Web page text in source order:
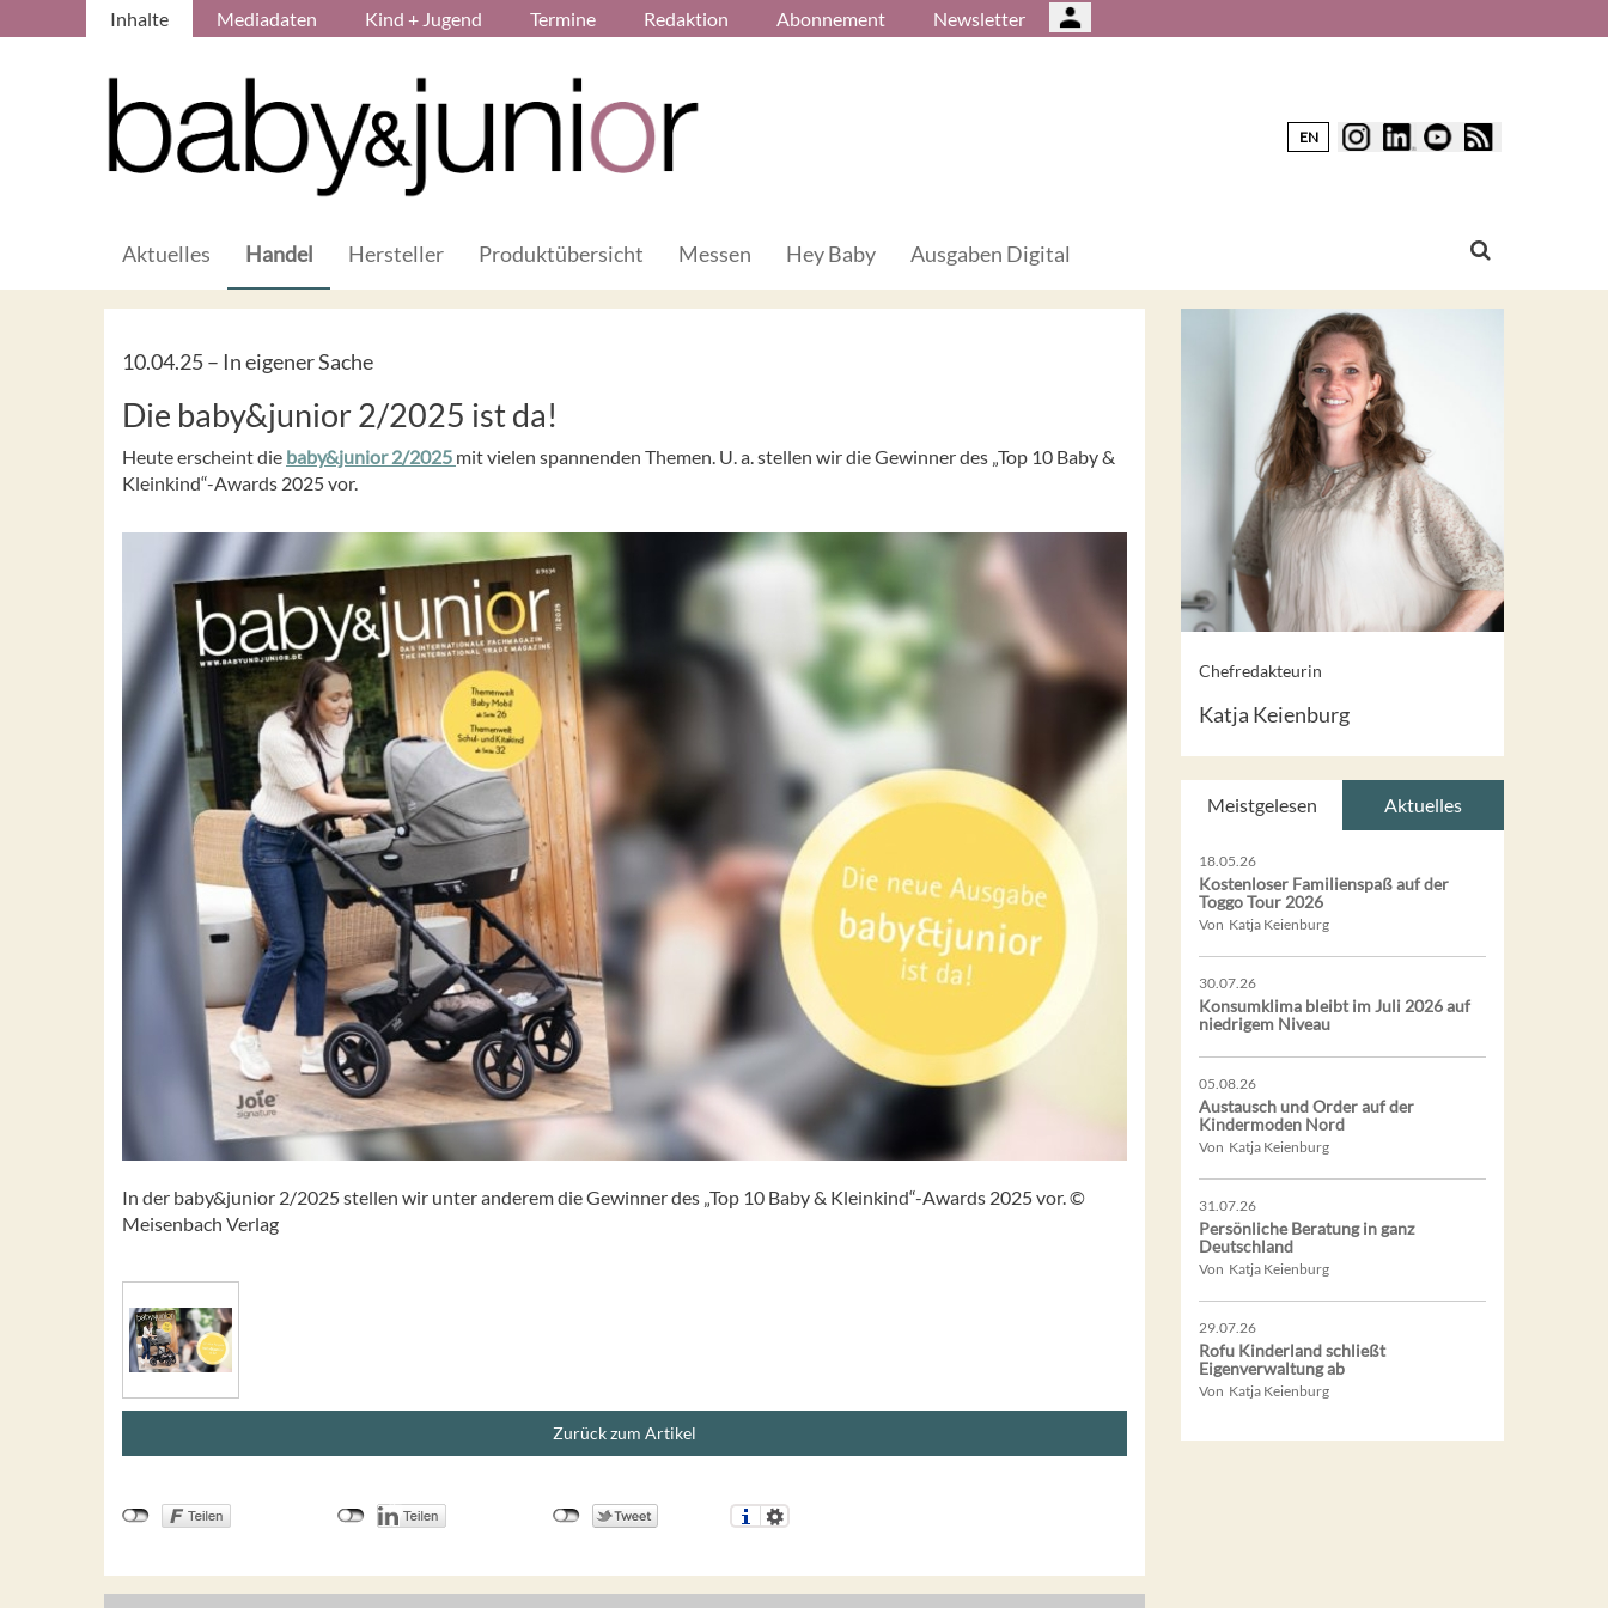
Inhalte Mediadaten Kind + Jugend Termine Redaktion Abonnement Newsletter
EN
Aktuelles Handel Hersteller Produktübersicht Messen Hey Baby Ausgaben Digital
10.04.25 – In eigener Sache
Die baby&junior 2/2025 ist da!
Heute erscheint die baby&junior 2/2025 mit vielen spannenden Themen. U. a. stellen wir die Gewinner des „Top 10 Baby &
Kleinkind“-Awards 2025 vor.
In der baby&junior 2/2025 stellen wir unter anderem die Gewinner des „Top 10 Baby & Kleinkind“-Awards 2025 vor. ©
Meisenbach Verlag
Zurück zum Artikel
Chefredakteurin
Katja Keienburg
Meistgelesen Aktuelles
18.05.26
Kostenloser Familienspaß auf der
Toggo Tour 2026
Von Katja Keienburg
30.07.26
Konsumklima bleibt im Juli 2026 auf
niedrigem Niveau
05.08.26
Austausch und Order auf der
Kindermoden Nord
Von Katja Keienburg
31.07.26
Persönliche Beratung in ganz
Deutschland
Von Katja Keienburg
29.07.26
Rofu Kinderland schließt
Eigenverwaltung ab
Von Katja Keienburg